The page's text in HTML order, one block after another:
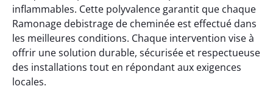
inflammables. Cette polyvalence garantit que chaque
Ramonage debistrage de cheminée est effectué dans
les meilleures conditions. Chaque intervention vise à
offrir une solution durable, sécurisée et respectueuse
des installations tout en répondant aux exigences
locales.